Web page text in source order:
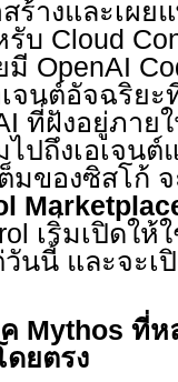
ร้างและเผย
รับ Cloud
มี OpenAI
จนต์อัจฉริย
ที่ฝังอยู่ภาย
ไปถึงเอเจน
มของซิสโก้
เริ่มเปิดให้
นนี้ และจะเ
Mythosที่ห
ดยตรง